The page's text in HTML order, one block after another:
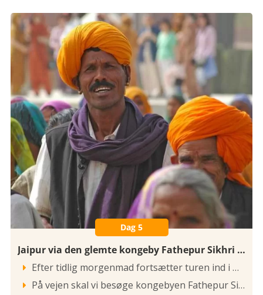
Dag 5
Jaipur via den glemte kongeby Fathepur Sikhri og Agra
 Efter tidlig morgenmad fortsætter turen ind i Uttar Pradesh til Agra. Her er Indiens måske største kulturelle attraktion, det mægtige gravmonument Taj Mahal, der både tager sig smukt ud i den rødlige morgendis, i middagssolens skarpe sollys og i de dybe varme farver om eftermiddagen.
 På vejen skal vi besøge kongebyen Fathepur Sikhri. Denne glemte kongeby ligger mellem Agra og Jaipur og er en speciel oplevelse. Byerne Fathepur og Sikhri blev samlet under den store kejser Akbar's regering i 1570-86 og gjort til stormogulernes hovedstad. Kilderne i byen tørrede dog hurtigt ind og uden varsel blev byen forladt, og står i dag som en fuldstændig velbevaret mogul-stad – en spøgelsesby. Det er en fantastisk oplevelse, at vandre mellem de klassiske bygningsværker i smuk rød sandsten, og tænke på det gigantiske spild, som Fathepur Sikhri er.